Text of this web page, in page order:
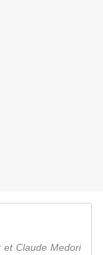
et Claude Medori